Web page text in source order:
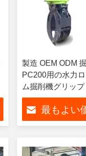
製造 OEM ODM
PC200用の水力
ム掘削機グリップ
最もよい